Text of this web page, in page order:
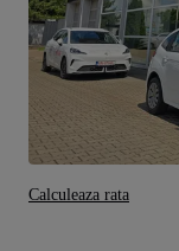
Calculeaza rata